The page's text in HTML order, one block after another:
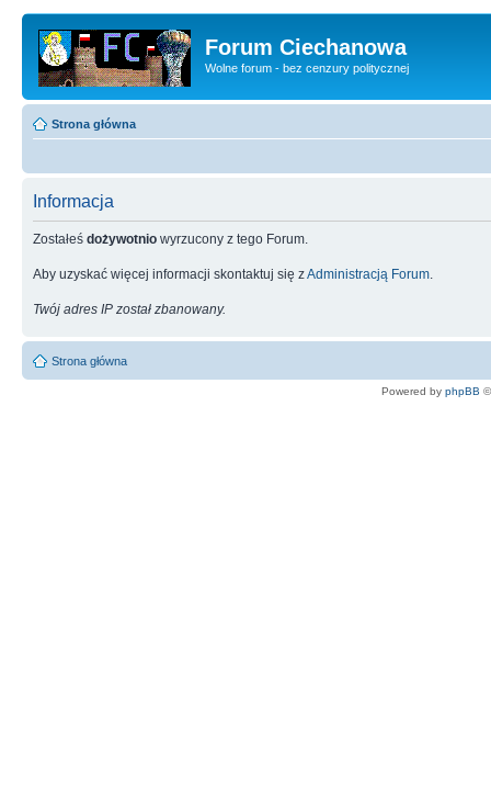
Forum Ciechanowa
Wolne forum - bez cenzury politycznej
Strona główna
Informacja
Zostałeś dożywotnio wyrzucony z tego Forum.
Aby uzyskać więcej informacji skontaktuj się zAdministracją Forum
Twój adres IP został zbanowany.
Strona główna
Powered by phpBB